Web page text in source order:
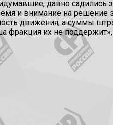
давно
и внимание на решение
движения, а суммы
фракция их не